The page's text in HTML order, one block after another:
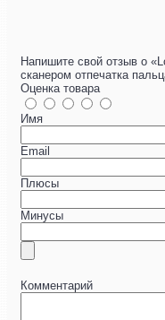
Напишите свой отзыв о
сканером отпечатка
Оценка товара
Имя
Email
Плюсы
Минусы
Комментарий